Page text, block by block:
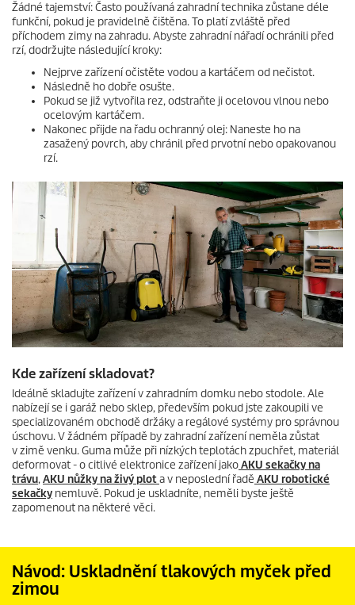
Žádné tajemství: Často používaná zahradní technika zůstane déle
funkční, pokud je pravidelně čištěna. To platí zvláště před
příchodem zimy na zahradu. Abyste zahradní nářadí ochránili před
rzí, dodržujte následující kroky:
Nejprve zařízení očistěte vodou a kartáčem od nečistot.
Následně ho dobře osušte.
Pokud se již vytvořila rez, odstraňte ji ocelovou vlnou nebo
ocelovým kartáčem.
Nakonec přijde na řadu ochranný olej: Naneste ho na
zasažený povrch, aby chránil před prvotní nebo opakovanou
rzí.
Kde zařízení skladovat?
Ideálně skladujte zařízení v zahradním domku nebo stodole. Ale
nabízejí se i garáž nebo sklep, především pokud jste zakoupili ve
specializovaném obchodě držáky a regálové systémy pro správnou
úschovu. V žádném případě by zahradní zařízení neměla zůstat
v zimě venku. Guma může při nízkých teplotách zpuchřet, materiál
deformovat - o citlivé elektronice zařízení jakoAKU sekačky na
trávu,AKU nůžky na živý plota v neposlední řadě AKU robotické
sekačky nemluvě. Pokud je uskladníte, neměli byste ještě
zapomenout na některé věci.
Návod: Uskladnění tlakových myček před
zimou